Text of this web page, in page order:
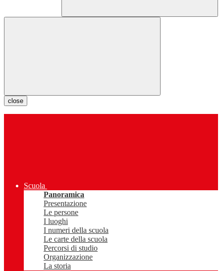
close
Scuola
Panoramica
Presentazione
Le persone
I luoghi
I numeri della scuola
Le carte della scuola
Percorsi di studio
Organizzazione
La storia